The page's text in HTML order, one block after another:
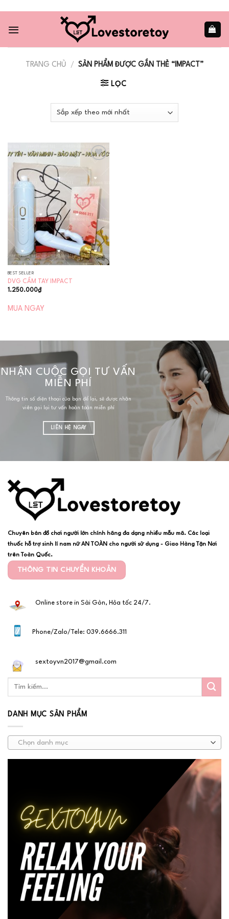
content
TRANG CHỦ / SẢN PHẨM ĐƯỢC GẮN THẺ “IMPACT”
LỌC
Add to
wishlist
BEST SELLER
DVG CẦM TAY IMPACT
1.250.000₫
MUA NGAY
NHẬN CUỘC GỌI TƯ VẤN
MIỄN PHÍ
Thông tin số điện thoại của bạn để lại, sẽ được nhân
viên gọi lại tư vấn hoàn toàn miễn phí
LIÊN HỆ NGAY
Chuyên bán đồ chơi người lớn chính hãng đa dạng nhiều mẫu mã. Các loại
thuốc hỗ trợ sinh lí nam nữ AN TOÀN cho người sử dụng - Giao Hàng Tận Nơi
trên Toàn Quốc.
THÔNG TIN CHUYỂN KHOẢN
Online store in Sài Gòn, Hỏa tốc 24/7.
Phone/Zalo/Tele: 039.6666.311
sextoyvn2017@gmail.com
DANH MỤC SẢN PHẨM
Chọn danh mục